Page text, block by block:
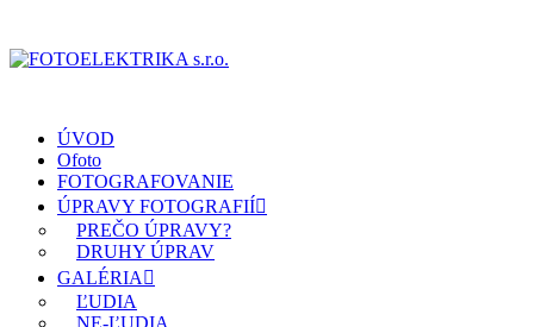
ÚVOD
Ofoto
FOTOGRAFOVANIE
ÚPRAVY FOTOGRAFIÍ
PREČO ÚPRAVY?
DRUHY ÚPRAV
GALÉRIA
ĽUDIA
NE-ĽUDIA